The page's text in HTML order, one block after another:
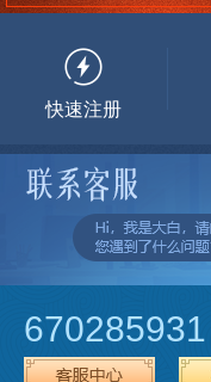
快速注册
670285931